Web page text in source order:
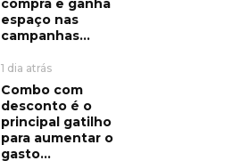
compra e ganha
espaço nas
campanhas...
1 dia atrás
Combo com
desconto é o
principal gatilho
para aumentar o
gasto...